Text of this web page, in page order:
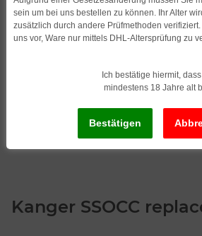
Kanger SSOCC
sein um bei uns bestellen zu können. Ihr Alter
zusätzlich durch andere Prüfmethoden
uns vor, Ware nur mittels DHL-Altersprüfung zu
Ich bestätige hiermit,
mindestens 18 Jahre alt